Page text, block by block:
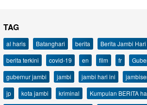
TAG
al haris Batanghari berita Berita Jambi Hari
berita terkini
covid-19 en film fr
gubernur jambi
jambi jambi hari ini
jp
kota jambi kriminal
Kumpulan BERITA